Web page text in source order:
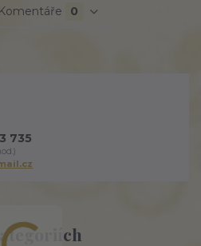
Komentáře 0
735